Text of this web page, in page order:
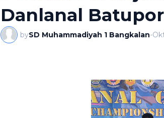
Danlanal
bySD Muhammadiyah 1 Bangkalan-